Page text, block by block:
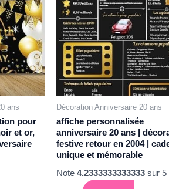
ans
pour
et or,
Décoration Anniversaire 20 ans
affiche personnalisée
anniversaire 20 ans |
festive retour en 2004 |
unique et mémorable
Note4.2333333333333 sur 5